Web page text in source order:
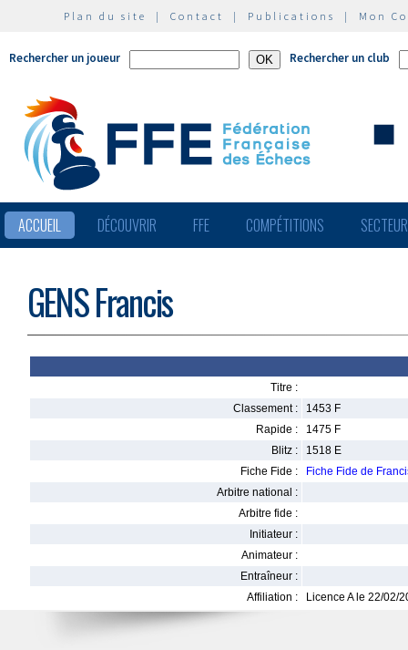
Plan du site | Contact | Publications | Mon
Rechercher un joueur Rechercher un club
ACCUEIL DÉCOUVRIR FFE COMPÉTITIONS
GENS Francis
Titre :
Classement :
1453 F
Rapide :
1475 F
Blitz :
1518 E
Fiche Fide :
Fiche Fide de
Arbitre national :
Arbitre fide :
Initiateur :
Animateur :
Entraîneur :
Affiliation :
Licence A le 22/02/